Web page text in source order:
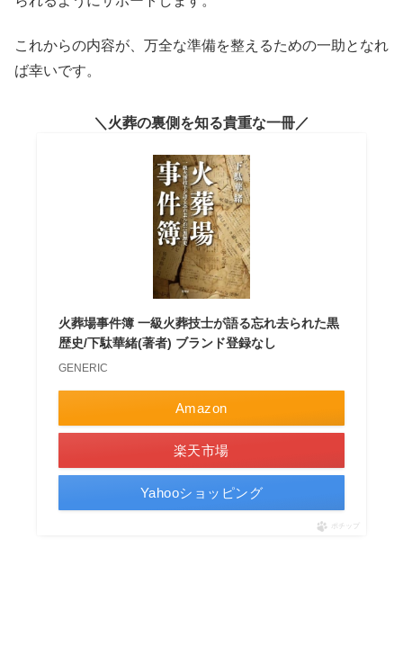
これからの内容が、万全な準備を整えるための一助となれ
ば幸いです。
火葬の裏側を知る貴重な一冊
火葬場事件簿 一級火葬技士が語る忘れ去られた黒
歴史/下駄華緒(著者) ブランド登録なし
GENERIC
Amazon
楽天市場
Yahooショッピング
ポチップ